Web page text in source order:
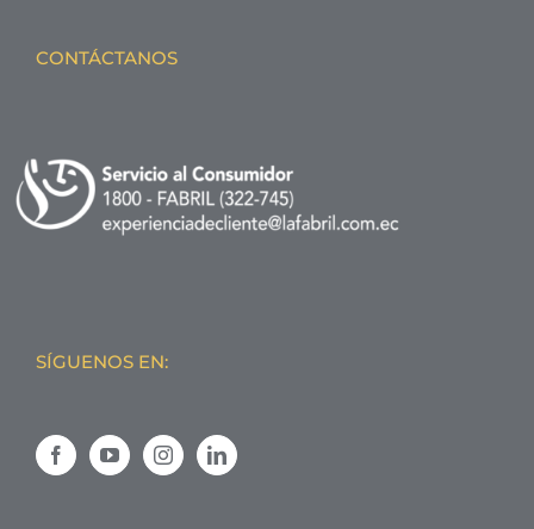
CONTÁCTANOS
SÍGUENOS EN: